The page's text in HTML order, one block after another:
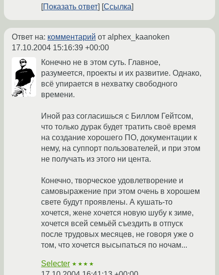
Показать ответ Ссылка
Ответ на: комментарий от alphex_kaanoken
17.10.2004 15:16:39 +00:00
Конечно не в этом суть. Главное,
разумеется, проекты и их развитие. Однако,
всё упирается в нехватку свободного
времени.
Иной раз согласишься с Биллом Гейтсом,
что только дурак будет тратить своё время
на создание хорошего ПО, документации к
нему, на суппорт пользователей, и при этом
не получать из этого ни цента.
Конечно, творческое удовлетворение и
самовыражение при этом очень в хорошем
свете будут проявлены. А кушать-то
хочется, жене хочется новую шубу к зиме,
хочется всей семьёй съездить в отпуск
после трудовых месяцев, не говоря уже о
том, что хочется высыпаться по ночам...
Selecter ★★★★